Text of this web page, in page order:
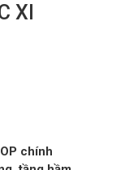
XI
chính